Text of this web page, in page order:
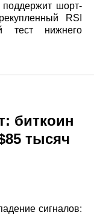
шорт-
RSI
тест нижнего
биткоин
тысяч
сигналов: